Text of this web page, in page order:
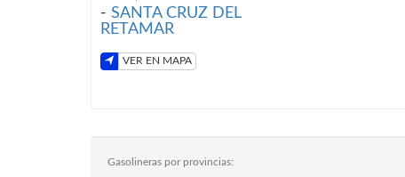
- SANTA CRUZ DEL
RETAMAR
VER EN MAPA
Gasolineras por provincias: